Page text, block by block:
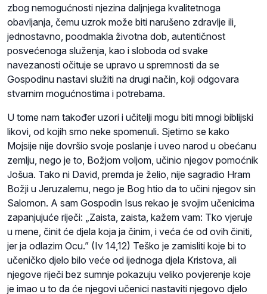
zbog nemogućnosti njezina daljnjega kvalitetnoga
obavljanja, čemu uzrok može biti narušeno zdravlje ili,
jednostavno, poodmakla životna dob, autentičnost
posvećenoga služenja, kao i sloboda od svake
navezanosti očituje se upravo u spremnosti da se
Gospodinu nastavi služiti na drugi način, koji odgovara
stvarnim mogućnostima i potrebama.
U tome nam također uzori i učitelji mogu biti mnogi biblijski
likovi, od kojih smo neke spomenuli. Sjetimo se kako
Mojsije nije dovršio svoje poslanje i uveo narod u obećanu
zemlju, nego je to, Božjom voljom, učinio njegov pomoćnik
Jošua. Tako ni David, premda je želio, nije sagradio Hram
Božji u Jeruzalemu, nego je Bog htio da to učini njegov sin
Salomon. A sam Gospodin Isus rekao je svojim učenicima
zapanjujuće riječi: „Zaista, zaista, kažem vam: Tko vjeruje
u mene, činit će djela koja ja činim, i veća će od ovih činiti,
jer ja odlazim Ocu.” (Iv 14,12) Teško je zamisliti koje bi to
učeničko djelo bilo veće od ijednoga djela Kristova, ali
njegove riječi bez sumnje pokazuju veliko povjerenje koje
je imao u to da će njegovi učenici nastaviti njegovo djelo